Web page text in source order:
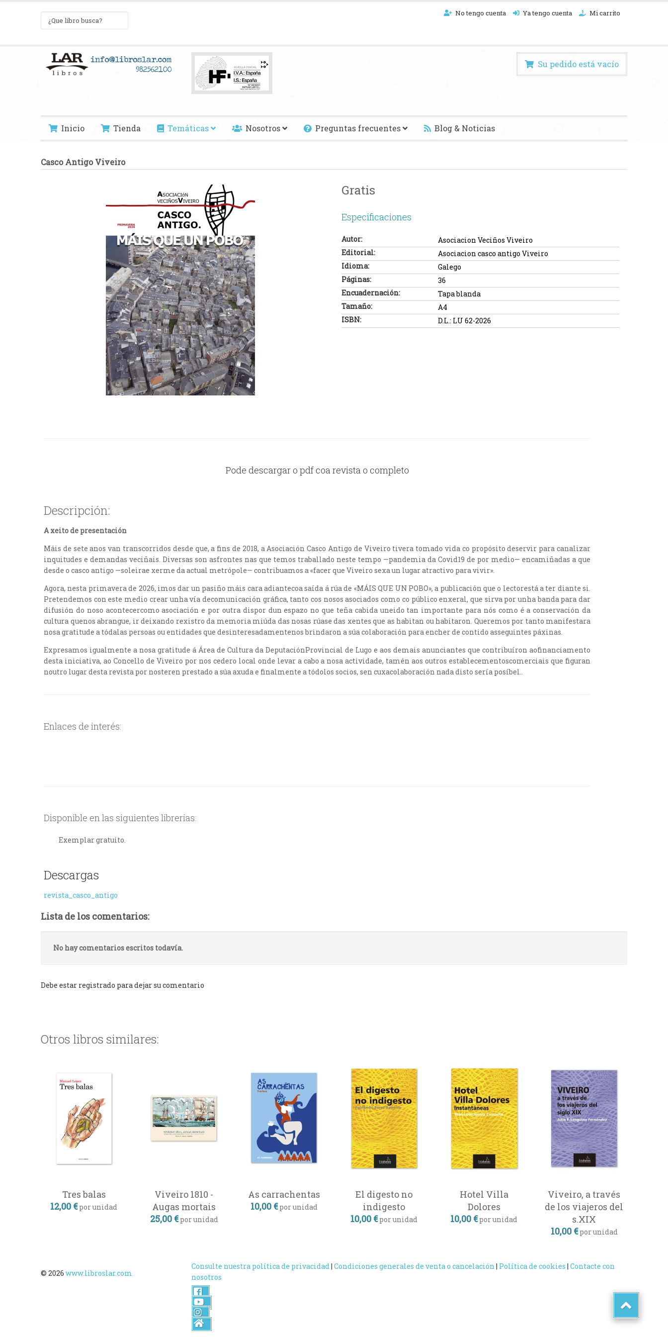
No tengo cuenta Ya tengo cuenta Mi carrito
Su pedido está vacío
Inicio Tienda Temáticas Nosotros Preguntas frecuentes Blog & Noticias
Casco Antigo Viveiro
Gratis
Especificaciones
Autor:
Asociacion Veciños Viveiro
Editorial:
Asociacion casco antigo Viveiro
Idioma:
Galego
Páginas:
36
Encuadernación:
Tapa blanda
Tamaño:
A4
ISBN:
D.L.: LU 62-2026
Pode descargar o pdf coa revista o completo
Descripción:
A xeito de presentación
Máis de sete anos van transcorridos desde que, a fins de 2018, a Asociación Casco Antigo de Viveiro tivera tomado vida co propósito deservir para canalizar
inquitudes e demandas veciñais. Diversas son asfrontes nas que temos traballado neste tempo —pandemia da Covid19 de por medio— encamiñadas a que
desde o casco antigo —soleirae xerme da actual metrópole— contribuamos a «facer que Viveiro sexa un lugar atractivo para vivir».
Agora, nesta primavera de 2026, imos dar un pasiño máis cara adiantecoa saída á rúa de «MÁIS QUE UN POBO», a publicación que o lectorestá a ter diante si.
Pretendemos con este medio crear unha vía decomunicación gráfica, tanto cos nosos asociados como co público enxeral, que sirva por unha banda para dar
difusión do noso acontecercomo asociación e por outra dispor dun espazo no que teña cabida uneido tan importante para nós como é a conservación da
cultura quenos abrangue, ir deixando rexistro da memoria miúda das nosas rúase das xentes que as habitan ou habitaron. Queremos por tanto manifestara
nosa gratitude a tódalas persoas ou entidades que desinteresadamentenos brindaron a súa colaboración para encher de contido asseguintes páxinas.
Expresamos igualmente a nosa gratitude á Área de Cultura da DeputaciónProvincial de Lugo e aos demais anunciantes que contribuíron aofinanciamento
desta iniciativa, ao Concello de Viveiro por nos cedero local onde levar a cabo a nosa actividade, tamén aos outros establecementoscomerciais que figuran
noutro lugar desta revista por nosteren prestado a súa axuda e finalmente a tódolos socios, sen cuxacolaboración nada disto sería posíbel..
Enlaces de interés:
Disponible en las siguientes librerías:
Exemplar gratuito.
Descargas
revista_casco_antigo
Lista de los comentarios:
No hay comentarios escritos todavía.
Debe estar registrado para dejar su comentario
Otros libros similares:
Tres balas
12,00 €por unidad
Viveiro 1810 -
Augas mortais
25,00 € por unidad
As carrachentas
10,00 € por unidad
El digesto no
indigesto
10,00 € por unidad
Hotel Villa
Dolores
10,00 €por unidad
Viveiro, a través
de los viajeros del
s.XIX
10,00 € por unidad
© 2026www.libroslar.com
Consulte nuestra política de privacidad| Condiciones generales de venta o cancelación | Política de cookies | Contacte con
nosotros